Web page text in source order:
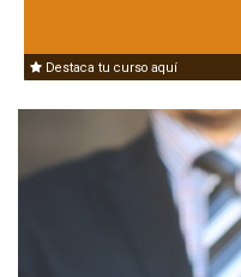
Destaca tu curso aquí